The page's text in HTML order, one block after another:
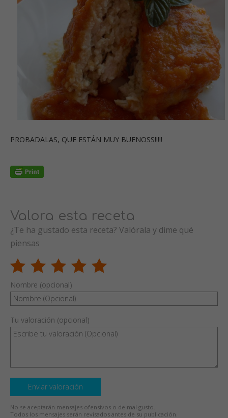
PROBADALAS, QUE ESTÁN MUY BUENOSS!!!!!
Valora esta receta
¿Te ha gustado esta receta? Valórala y dime qué
piensas
Nombre (opcional)
Tu valoración (opcional)
Enviar valoración
No se aceptarán mensajes ofensivos o de mal gusto.
Todos los mensajes serán revisados antes de su publicación.